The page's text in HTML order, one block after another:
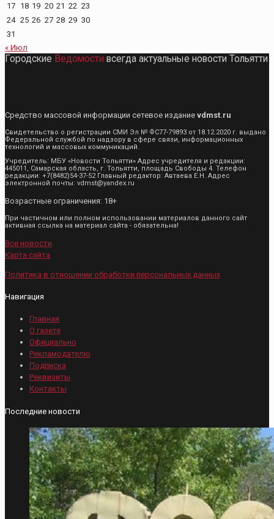
17 18 19 20 21 22 23
24 25 26 27 28 29 30
31
« Июл
Городские Ведомости всегда актуальные новости Тольятти
Средство массовой информации сетевое издание vdmst.ru
Свидетельство о регистрации СМИ Эл № ФС77-79893 от 18.12.2020 г. выдано
Федеральной службой по надзору в сфере связи, информационных
технологий и массовых коммуникаций.
Учредитель: МБУ «Новости Тольятти» Адрес учредителя и редакции:
445011, Самарская область, г. Тольятти, площадь Свободы 4. Телефон
редакции: +7(8482)54-37-52 Главный редактор: Автаева Е.Н. Адрес
электронной почты: vdmst@yandex.ru
Возрастные ограничения: 18+
При частичном или полном использовании материалов данного сайт
активная ссылка на материал сайта - обязательна!
Все новости
Карта сайта
Политика в отношении обработки персональных данных
Навигация
Главная
О газете
Официально
Рекламодателю
Подписка
Реквизиты
Контакты
Последние новости